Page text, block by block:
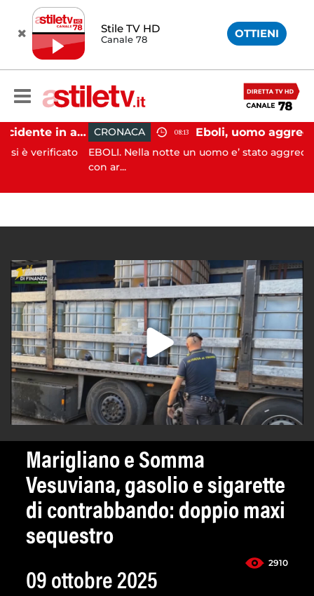
Stile TV HD
Canale 78 OTTIENI
Pontecagnano, incidente in autostrada: 5 giovani feriti CRONACA 08:13
EBOLI. Nella notte un uomo e’ stato aggredito e
Marigliano e Somma
Vesuviana, gasolio e sigarette
di contrabbando: doppio maxi
sequestro
2910
09 ottobre 2025